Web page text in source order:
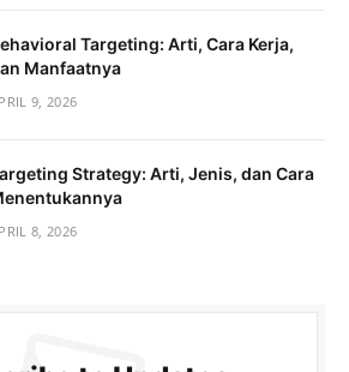
Targeting: Arti, Cara Kerja,
Manfaatnya
9, 2026
Strategy: Arti, Jenis, dan Cara
8, 2026